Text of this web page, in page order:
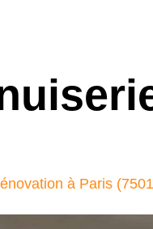
à Paris